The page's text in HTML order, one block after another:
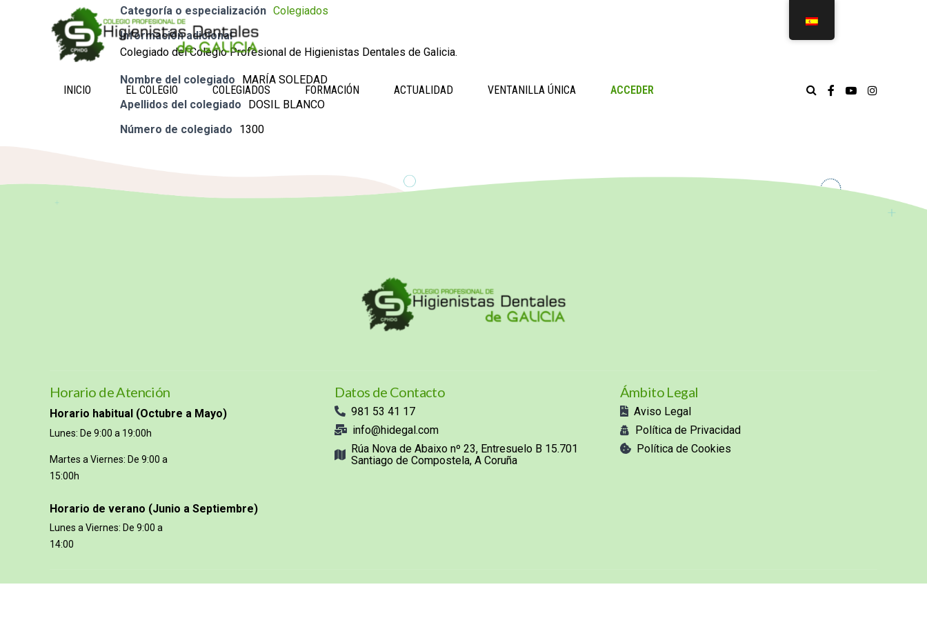
INICIO EL COLEGIO COLEGIADOS FORMACIÓN ACTUALIDAD VENTANILLA ÚNICA ACCEDER
Categoría o especialización Colegiados
Información adicional
Colegiado del Colegio Profesional de Higienistas Dentales de Galicia.
Nombre del colegiado
MARÍA SOLEDAD
Apellidos del colegiado
DOSIL BLANCO
Número de colegiado
1300
Horario de Atención
Horario habitual (Octubre a Mayo)
Lunes: De 9:00 a 19:00h
Martes a Viernes: De 9:00 a
15:00h
Horario de verano (Junio a Septiembre)
Lunes a Viernes: De 9:00 a
14:00
Datos de Contacto
981 53 41 17
info@hidegal.com
Rúa Nova de Abaixo nº 23, Entresuelo B 15.701
Santiago de Compostela, A Coruña
Ámbito Legal
Aviso Legal
Política de Privacidad
Política de Cookies